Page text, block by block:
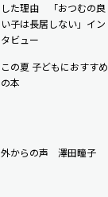
した理由 「おつむの良
い子は長居しない」イン
タビュー
この夏 子どもにおすすめ
の本
外からの声 澤田瞳子